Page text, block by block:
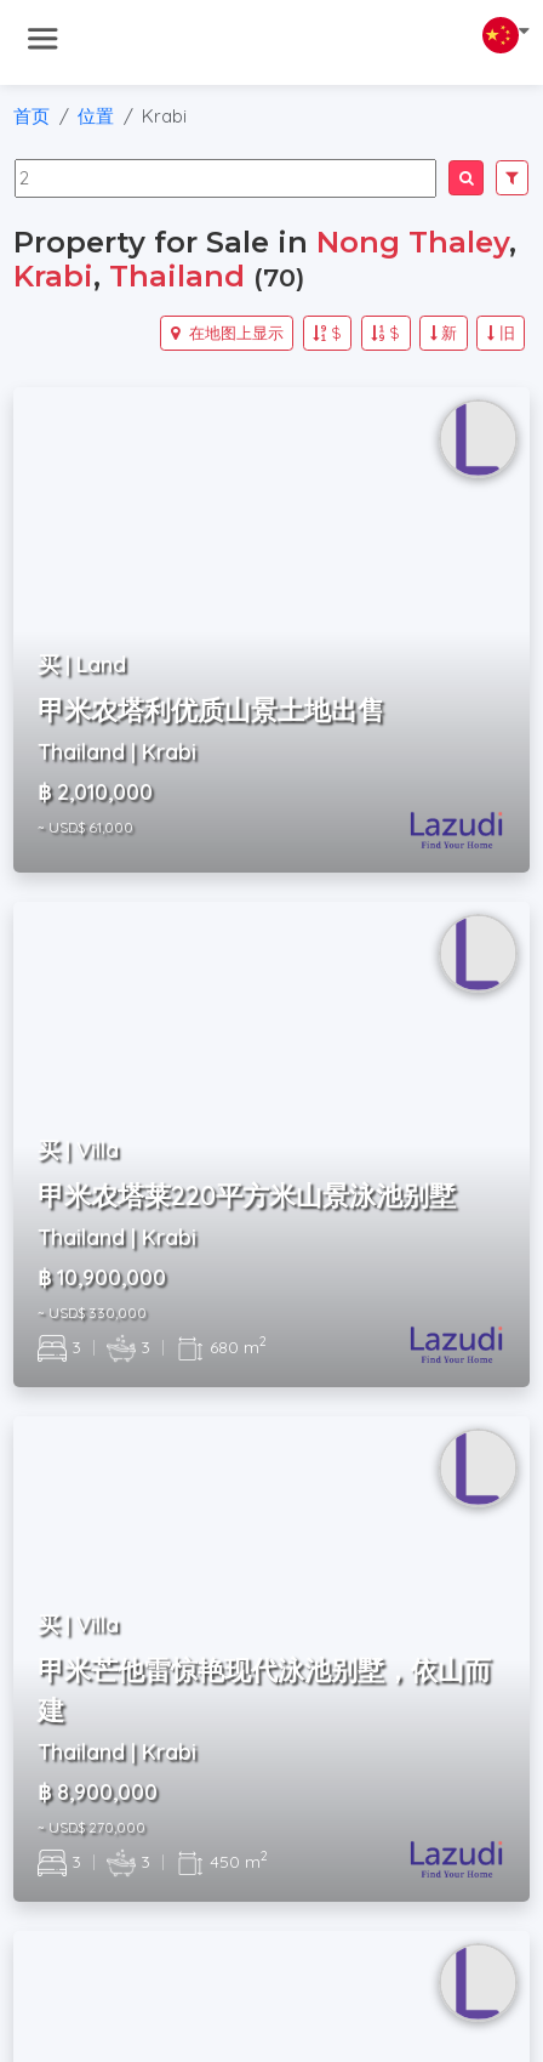
首页 位置 Krabi
Property for Sale in Nong Thaley,
Krabi, Thailand (70)
旧
新
$
$
在地图上显示
买 | Land
甲米农塔利优质山景土地出售
Thailand | Krabi
฿ 2,010,000
~ USD$ 61,000
买 | Villa
甲米农塔莱220平方米山景泳池别墅
Thailand | Krabi
฿ 10,900,000
~ USD$ 330,000
3 | 3 | 680 m2
买 | Villa
甲米芒他雷惊艳现代泳池别墅，依山而
建
Thailand | Krabi
฿ 8,900,000
~ USD$ 270,000
3 | 3 | 450 m2